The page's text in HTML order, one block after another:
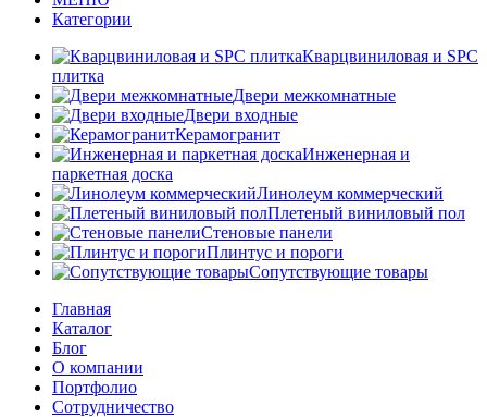
Категории
Кварцвиниловая и SPC
плитка
Двери межкомнатные
Двери входные
Керамогранит
Инженерная и
паркетная доска
Линолеум коммерческий
Плетеный виниловый пол
Стеновые панели
Плинтус и пороги
Сопутствующие товары
Главная
Каталог
Блог
О компании
Портфолио
Сотрудничество